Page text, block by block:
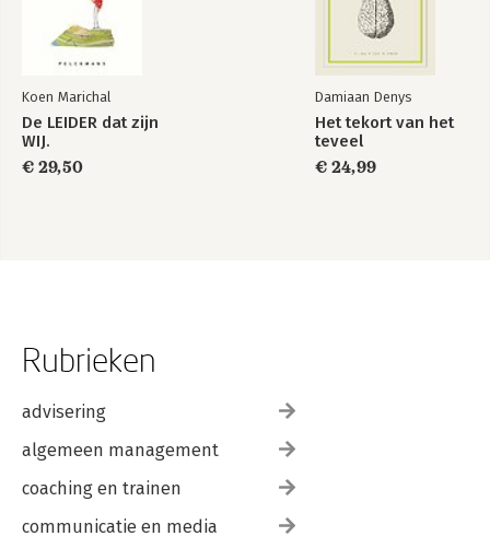
Koen Marichal
De LEIDER dat zijn
WIJ.
€ 29,50
Damiaan Denys
Het tekort van het
teveel
€ 24,99
Rubrieken
advisering
algemeen management
coaching en trainen
communicatie en media